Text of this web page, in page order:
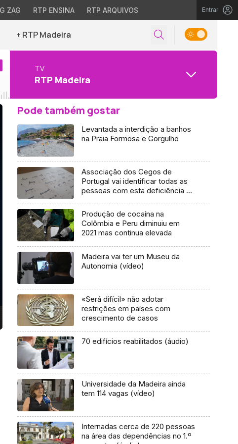
ZAG RTP ENSINA RTP ARQUIVOS Entrar
+ RTP Madeira
TV
RTP Madeira
Pode também gostar
Levantada a interdição a banhos
na Praia Formosa e Gorgulho
Associação dos Cegos de
Portugal vai identificar todas as
pessoas com esta deficiência na
Produção de cocaína na
Colômbia e Peru diminuiu em
2021 mas continua elevada
Madeira vai ter um Museu da
Autonomia (vídeo)
«Será difícil» não adotar
restrições em países com
crescimento de casos
70 edifícios reabilitados (áudio)
Universidade da Madeira ainda
tem 114 vagas (vídeo)
Internadas cerca de 220 pessoas
na área das dependências no 1.º